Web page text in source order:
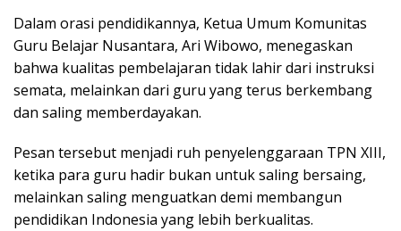
Dalam orasi pendidikannya, Ketua Umum Komunitas
Guru Belajar Nusantara, Ari Wibowo, menegaskan
bahwa kualitas pembelajaran tidak lahir dari instruksi
semata, melainkan dari guru yang terus berkembang
dan saling memberdayakan.
Pesan tersebut menjadi ruh penyelenggaraan TPN XIII,
ketika para guru hadir bukan untuk saling bersaing,
melainkan saling menguatkan demi membangun
pendidikan Indonesia yang lebih berkualitas.